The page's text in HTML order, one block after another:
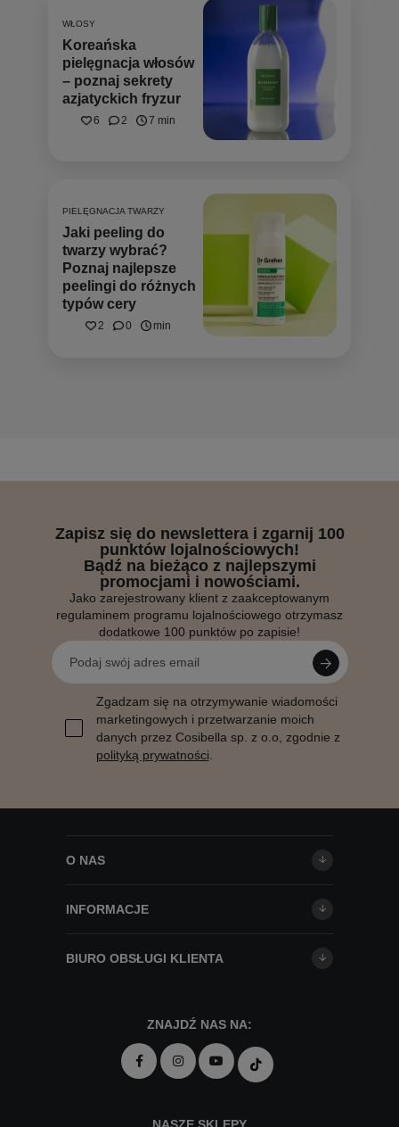
WŁOSY
Koreańska
pielęgnacja włosów
– poznaj sekrety
azjatyckich fryzur
6 2 7 min
PIELĘGNACJA TWARZY
Jaki peeling do
twarzy wybrać?
Poznaj najlepsze
peelingi do różnych
typów cery
2 0 min
Zapisz się do newslettera i zgarnij 100
punktów lojalnościowych!
Bądź na bieżąco z najlepszymi
promocjami i nowościami.
Jako zarejestrowany klient z zaakceptowanym
regulaminem programu lojalnościowego otrzymasz
dodatkowe 100 punktów po zapisie!
Zgadzam się na otrzymywanie wiadomości
marketingowych i przetwarzanie moich
danych przez Cosibella sp. z o.o, zgodnie z
polityką prywatności
O NAS
INFORMACJE
BIURO OBSŁUGI KLIENTA
ZNAJDŹ NAS NA: